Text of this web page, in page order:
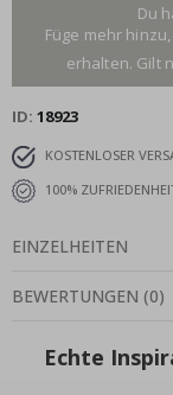
Du
Füge mehr
erhalten. Gilt
ID 18923
KOSTENLOSER
100%
EINZELHEITEN
BEWERTUNGEN (0)
Echte